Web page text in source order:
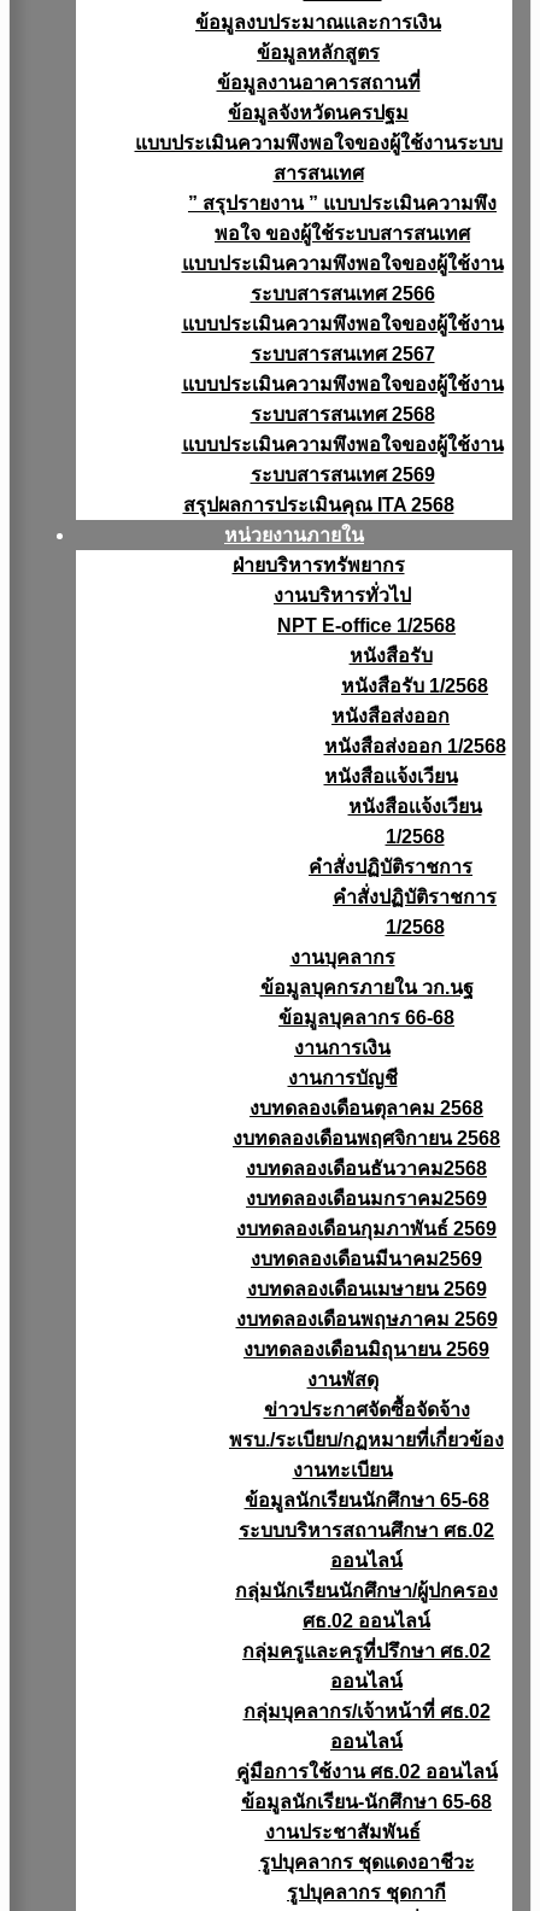
ข้อมูลงบประมาณเเละการเงิน
ข้อมูลหลักสูตร
ข้อมูลงานอาคารสถานที่
ข้อมูลจังหวัดนครปฐม
แบบประเมินความพึงพอใจของผู้ใช้งานระบบ
สารสนเทศ
” สรุปรายงาน ” แบบประเมินความพึง
พอใจ ของผู้ใช้ระบบสารสนเทศ
แบบประเมินความพึงพอใจของผู้ใช้งาน
ระบบสารสนเทศ 2566
แบบประเมินความพึงพอใจของผู้ใช้งาน
ระบบสารสนเทศ 2567
แบบประเมินความพึงพอใจของผู้ใช้งาน
ระบบสารสนเทศ 2568
แบบประเมินความพึงพอใจของผู้ใช้งาน
ระบบสารสนเทศ 2569
สรุปผลการประเมินคุณ ITA 2568
หน่วยงานภายใน
ฝ่ายบริหารทรัพยากร
งานบริหารทั่วไป
NPT E-office 1/2568
หนังสือรับ
หนังสือรับ 1/2568
หนังสือส่งออก
หนังสือส่งออก 1/2568
หนังสือแจ้งเวียน
หนังสือเเจ้งเวียน
1/2568
คำสั่งปฏิบัติราชการ
คำสั่งปฏิบัติราชการ
1/2568
งานบุคลากร
ข้อมูลบุคกรภายใน วก.นฐ
ข้อมูลบุคลากร 66-68
งานการเงิน
งานการบัญชี
งบทดลองเดือนตุลาคม 2568
งบทดลองเดือนพฤศจิกายน 2568
งบทดลองเดือนธันวาคม2568
งบทดลองเดือนมกราคม2569
งบทดลองเดือนกุมภาพันธ์ 2569
งบทดลองเดือนมีนาคม2569
งบทดลองเดือนเมษายน 2569
งบทดลองเดือนพฤษภาคม 2569
งบทดลองเดือนมิถุนายน 2569
งานพัสดุ
ข่าวประกาศจัดซื้อจัดจ้าง
พรบ./ระเบียบ/กฏหมายที่เกี่ยวข้อง
งานทะเบียน
ข้อมูลนักเรียนนักศึกษา 65-68
ระบบบริหารสถานศึกษา ศธ.02
ออนไลน์
กลุ่มนักเรียนนักศึกษา/ผู้ปกครอง
ศธ.02 ออนไลน์
กลุ่มครูและครูที่ปรึกษา ศธ.02
ออนไลน์
กลุ่มบุคลากร/เจ้าหน้าที่ ศธ.02
ออนไลน์
คู่มือการใช้งาน ศธ.02 ออนไลน์
ข้อมูลนักเรียน-นักศึกษา 65-68
งานประชาสัมพันธ์
รูปบุคลากร ชุดแดงอาชีวะ
รูปบุคลากร ชุดกากี